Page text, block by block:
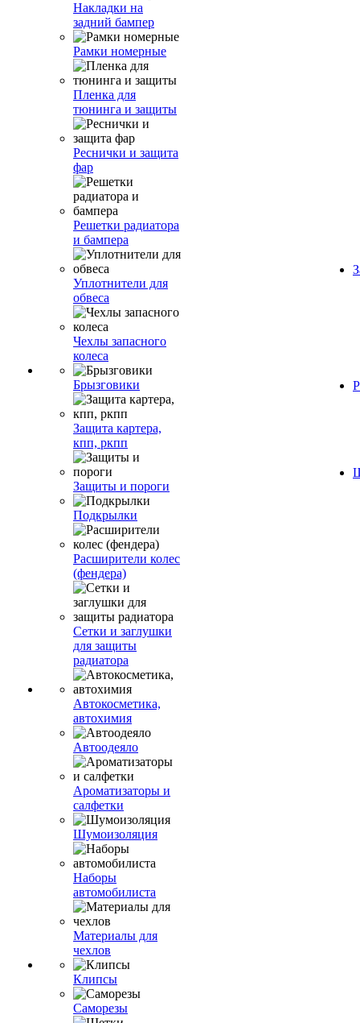
Накладки на
задний бампер
Рамки номерные
Пленка для
тюнинга и защиты
Реснички и защита
фар
Решетки радиатора
и бампера
Уплотнители для
обвеса
Чехлы запасного
колеса
Брызговики
Защита картера,
кпп, ркпп
Защиты и пороги
Подкрылки
Расширители колес
(фендера)
Сетки и заглушки
для защиты
радиатора
Автокосметика,
автохимия
Автоодеяло
Ароматизаторы и
салфетки
Шумоизоляция
Наборы
автомобилиста
Материалы для
чехлов
Клипсы
Саморезы